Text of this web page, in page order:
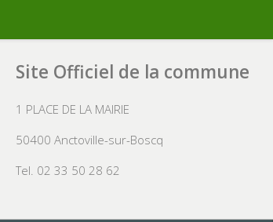
Site Officiel de la commune
1 PLACE DE LA MAIRIE
50400 Anctoville-sur-Boscq
Tel. 02 33 50 28 62